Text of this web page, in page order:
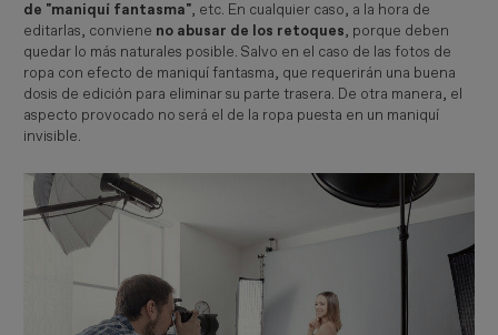
de "maniquí fantasma", etc. En cualquier caso, a la hora de
editarlas, conviene no abusar de los retoques, porque deben
quedar lo más naturales posible. Salvo en el caso de las fotos de
ropa con efecto de maniquí fantasma, que requerirán una buena
dosis de edición para eliminar su parte trasera. De otra manera, el
aspecto provocado no será el de la ropa puesta en un maniquí
invisible.